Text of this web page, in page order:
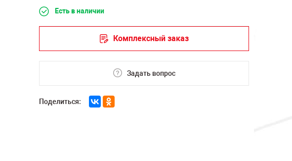
Есть в наличии
Комплексный заказ
Задать вопрос
Поделиться: